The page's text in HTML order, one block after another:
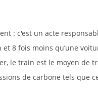
: c'est un acte
8 fois moins qu’une
le train est le moyen de
de carbone tels que